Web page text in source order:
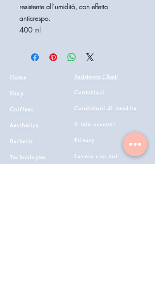
resistente all’umidità, con effetto
anticrespo.
400 ml
Home
Shop
Coiffeur
Aesthetics
Barberia
Technologies
Assistenza Clienti
Contattaci
Condizioni di vendita
il mio account
Privacy
Lavora con noi